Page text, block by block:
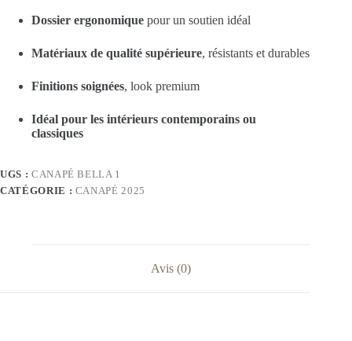
Dossier ergonomique pour un soutien idéal
Matériaux de qualité supérieure, résistants et durables
Finitions soignées, look premium
Idéal pour les intérieurs contemporains ou
classiques
UGS : CANAPÉ BELLA 1
CATÉGORIE : CANAPÉ 2025
Avis (0)